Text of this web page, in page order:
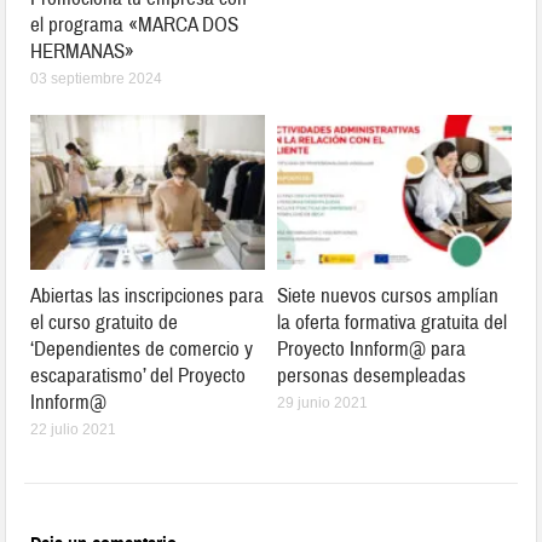
el programa «MARCA DOS
HERMANAS»
03 septiembre 2024
Abiertas las inscripciones para
el curso gratuito de
‘Dependientes de comercio y
escaparatismo’ del Proyecto
Innform@
22 julio 2021
Siete nuevos cursos amplían
la oferta formativa gratuita del
Proyecto Innform@ para
personas desempleadas
29 junio 2021